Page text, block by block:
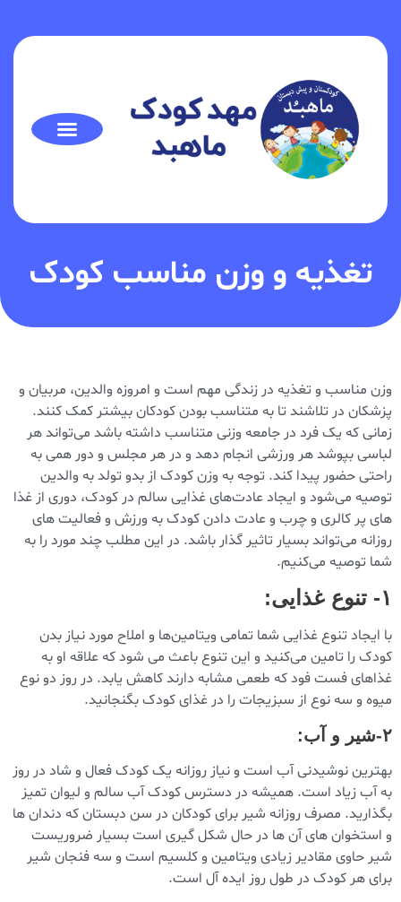
تغذیه و وزن مناسب کودک
وزن مناسب و تغذیه در زندگی مهم است و امروزه والدین، مربیان و
پزشکان در تلاشند تا به متناسب بودن کودکان بیشتر کمک کنند.
زمانی که یک فرد در جامعه وزنی متناسب داشته باشد می‌تواند هر
لباسی بپوشد هر ورزشی انجام دهد و در هر مجلس و دور همی به
راحتی حضور پیدا کند. توجه به وزن کودک از بدو تولد به والدین
توصیه می‌شود و ایجاد عادت‌های غذایی سالم در کودک، دوری از غذا
های پر کالری و چرب و عادت دادن کودک به ورزش و فعالیت های
روزانه می‌تواند بسیار تاثیر گذار باشد. در این مطلب چند مورد را به
شما توصیه می‌کنیم.
۱- تنوع غذایی:
با ایجاد تنوع غذایی شما تمامی ویتامین‌ها و املاح مورد نیاز بدن
کودک را تامین می‌کنید و این تنوع باعث می شود که علاقه او به
غذاهای فست فود که طعمی مشابه دارند کاهش یابد. در روز دو نوع
میوه و سه نوع از سبزیجات را در غذای کودک بگنجانید.
۲-شیر و آب:
بهترین نوشیدنی آب است و نیاز روزانه یک کودک فعال و شاد در روز
به آب زیاد است. همیشه در دسترس کودک آب سالم و لیوان تمیز
بگذارید. مصرف روزانه شیر برای کودکان در سن دبستان که دندان ها
و استخوان های آن ها در حال شکل گیری است بسیار ضروریست
شیر حاوی مقادیر زیادی ویتامین و کلسیم است و سه فنجان شیر
برای هر کودک در طول روز ایده آل است.